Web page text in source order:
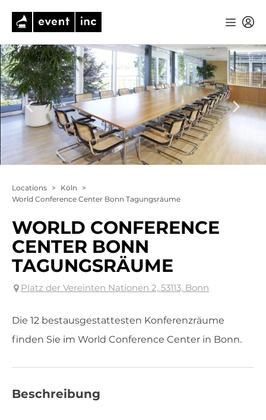
Locations > Köln
>
World Conference Center Bonn Tagungsräume
WORLD CONFERENCE
CENTER BONN
TAGUNGSRÄUME
Platz der Vereinten Nationen 2, 53113, Bonn
Die 12 bestausgestattesten Konferenzräume
finden Sie im World Conference Center in Bonn.
Beschreibung